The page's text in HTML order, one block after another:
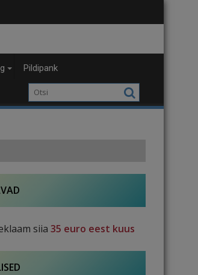
Pildipank
siia 35 euro eest kuus